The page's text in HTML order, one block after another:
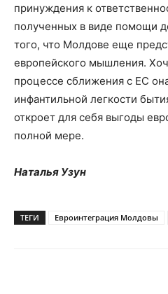
принуждения к
полученных в виде помощи
того, что Молдове еще
европейского мышления.
процессе сближения с ЕС
инфантильной легкости
откроет для себя выгоды
полной мере.
Наталья Узун
ТЕГИ Евроинтеграция Молдовы